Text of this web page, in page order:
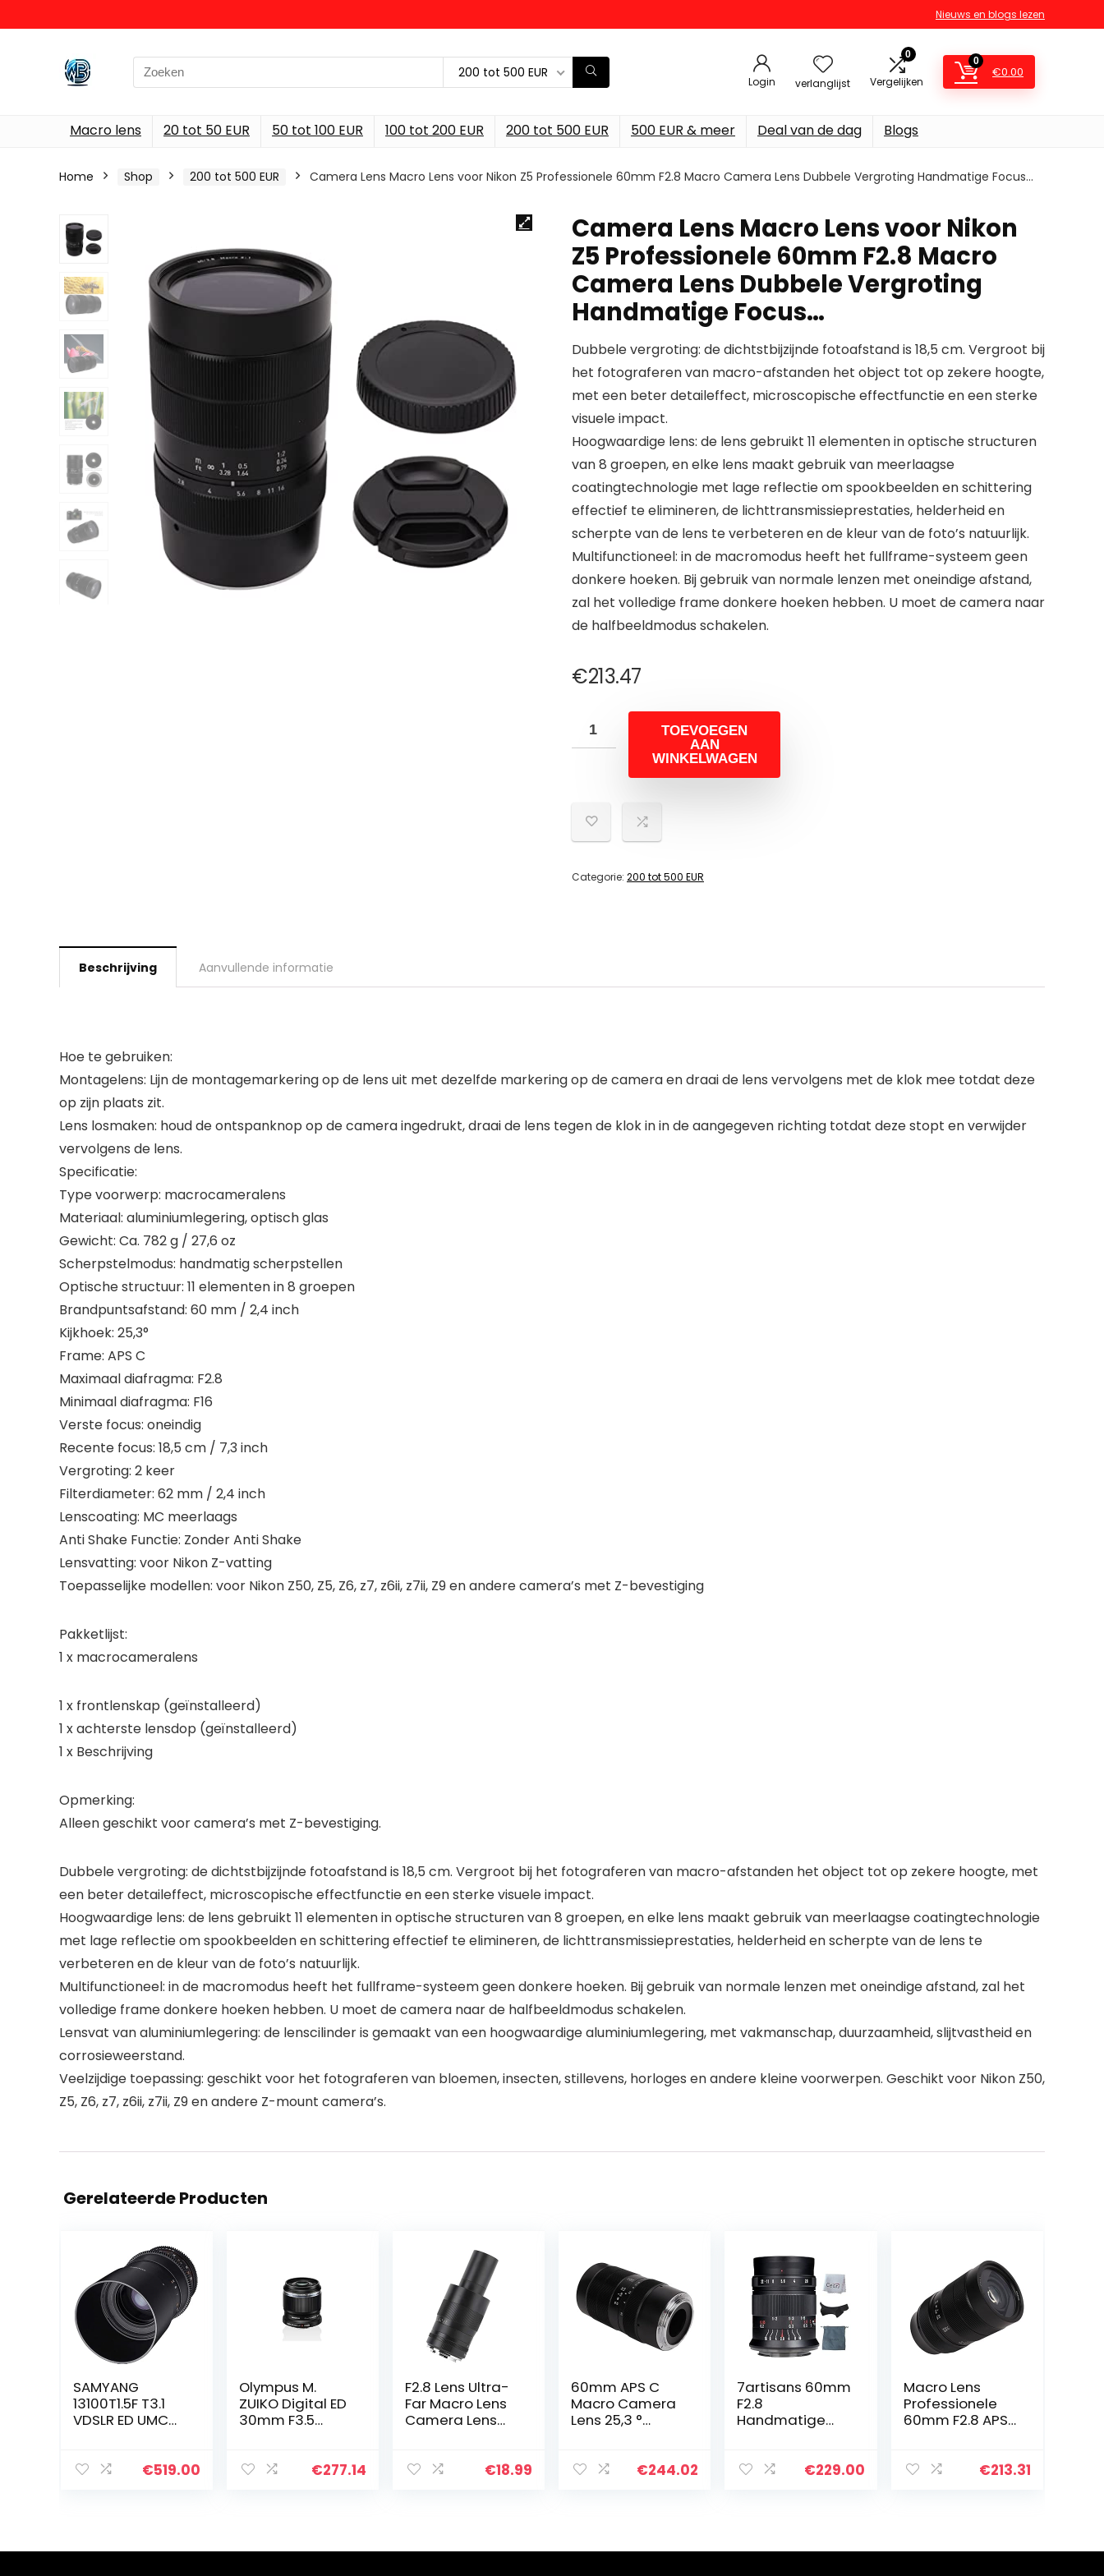
Nieuws en blogs lezen
Search
for:
200 tot 500 EUR
Login verlanglijst
0
Vergelijken
0
€0.00
Macro lens 20 tot 50 EUR 50 tot 100 EUR 100 tot 200 EUR 200 tot 500 EUR 500 EUR & meer Deal van de dag Blogs
Home Shop 200 tot 500 EUR Camera Lens Macro Lens voor Nikon Z5 Professionele 60mm F2.8 Macro Camera Lens Dubbele Vergroting Handmatige Focus…
Camera Lens Macro Lens voor Nikon
Z5 Professionele 60mm F2.8 Macro
Camera Lens Dubbele Vergroting
Handmatige Focus…
Dubbele vergroting: de dichtstbijzijnde fotoafstand is 18,5 cm. Vergroot bij
het fotograferen van macro-afstanden het object tot op zekere hoogte,
met een beter detaileffect, microscopische effectfunctie en een sterke
visuele impact.
Hoogwaardige lens: de lens gebruikt 11 elementen in optische structuren
van 8 groepen, en elke lens maakt gebruik van meerlaagse
coatingtechnologie met lage reflectie om spookbeelden en schittering
effectief te elimineren, de lichttransmissieprestaties, helderheid en
scherpte van de lens te verbeteren en de kleur van de foto’s natuurlijk.
Multifunctioneel: in de macromodus heeft het fullframe-systeem geen
donkere hoeken. Bij gebruik van normale lenzen met oneindige afstand,
zal het volledige frame donkere hoeken hebben. U moet de camera naar
de halfbeeldmodus schakelen.
€213.47
TOEVOEGEN
AAN
WINKELWAGEN
Categorie: 200 tot 500 EUR
Beschrijving Aanvullende informatie
Hoe te gebruiken:
Montagelens: Lijn de montagemarkering op de lens uit met dezelfde markering op de camera en draai de lens vervolgens met de klok mee totdat deze
op zijn plaats zit.
Lens losmaken: houd de ontspanknop op de camera ingedrukt, draai de lens tegen de klok in in de aangegeven richting totdat deze stopt en verwijder
vervolgens de lens.
Specificatie:
Type voorwerp: macrocameralens
Materiaal: aluminiumlegering, optisch glas
Gewicht: Ca. 782 g / 27,6 oz
Scherpstelmodus: handmatig scherpstellen
Optische structuur: 11 elementen in 8 groepen
Brandpuntsafstand: 60 mm / 2,4 inch
Kijkhoek: 25,3°
Frame: APS C
Maximaal diafragma: F2.8
Minimaal diafragma: F16
Verste focus: oneindig
Recente focus: 18,5 cm / 7,3 inch
Vergroting: 2 keer
Filterdiameter: 62 mm / 2,4 inch
Lenscoating: MC meerlaags
Anti Shake Functie: Zonder Anti Shake
Lensvatting: voor Nikon Z-vatting
Toepasselijke modellen: voor Nikon Z50, Z5, Z6, z7, z6ii, z7ii, Z9 en andere camera’s met Z-bevestiging
Pakketlijst:
1 x macrocameralens
1 x frontlenskap (geïnstalleerd)
1 x achterste lensdop (geïnstalleerd)
1 x Beschrijving
Opmerking:
Alleen geschikt voor camera’s met Z-bevestiging.
Dubbele vergroting: de dichtstbijzijnde fotoafstand is 18,5 cm. Vergroot bij het fotograferen van macro-afstanden het object tot op zekere hoogte, met
een beter detaileffect, microscopische effectfunctie en een sterke visuele impact.
Hoogwaardige lens: de lens gebruikt 11 elementen in optische structuren van 8 groepen, en elke lens maakt gebruik van meerlaagse coatingtechnologie
met lage reflectie om spookbeelden en schittering effectief te elimineren, de lichttransmissieprestaties, helderheid en scherpte van de lens te
verbeteren en de kleur van de foto’s natuurlijk.
Multifunctioneel: in de macromodus heeft het fullframe-systeem geen donkere hoeken. Bij gebruik van normale lenzen met oneindige afstand, zal het
volledige frame donkere hoeken hebben. U moet de camera naar de halfbeeldmodus schakelen.
Lensvat van aluminiumlegering: de lenscilinder is gemaakt van een hoogwaardige aluminiumlegering, met vakmanschap, duurzaamheid, slijtvastheid en
corrosieweerstand.
Veelzijdige toepassing: geschikt voor het fotograferen van bloemen, insecten, stillevens, horloges en andere kleine voorwerpen. Geschikt voor Nikon Z50,
Z5, Z6, z7, z6ii, z7ii, Z9 en andere Z-mount camera’s.
Gerelateerde Producten
SAMYANG
13100T1.5F T3.1
VDSLR ED UMC
Aansluiting 100
€519.00
Olympus M.
ZUIKO Digital ED
30mm F3.5
Alle MFT-
€277.14
F2.8 Lens Ultra-
Far Macro Lens
Camera Lens
Sony E
€18.99
60mm APS C
Macro Camera
Lens 25,3 °
Lens MC Multi
€244.02
7artisans 60mm
F2.8
Handmatige
Lens voor Sony
€229.00
Macro Lens
Professionele
60mm F2.8 APS
Lens 2x
€213.31